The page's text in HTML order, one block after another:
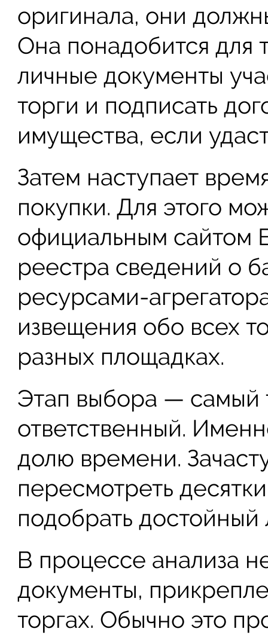
оригинала, они
Она понадобится для
личные документы
торги и подписать
имущества, если
Затем наступает
покупки. Для этого
официальным сайтом
реестра сведений о
ресурсами-
извещения обо всех
разных площадках.
Этап выбора — самый
ответственный.
долю времени.
пересмотреть
подобрать достойный
В процессе анализа
документы,
торгах. Обычно это